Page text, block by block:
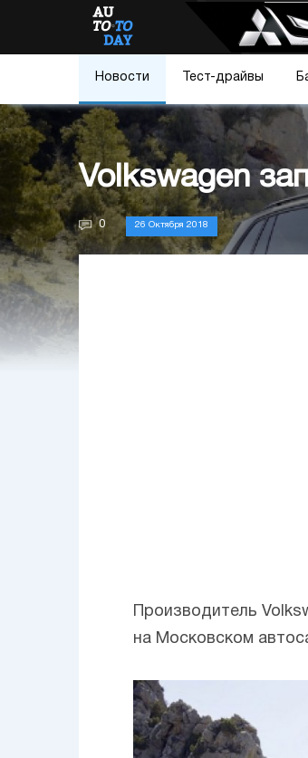
Новости Тест-драйвы
Volkswagen
0 26 Октября 2018
Производитель
на Московском